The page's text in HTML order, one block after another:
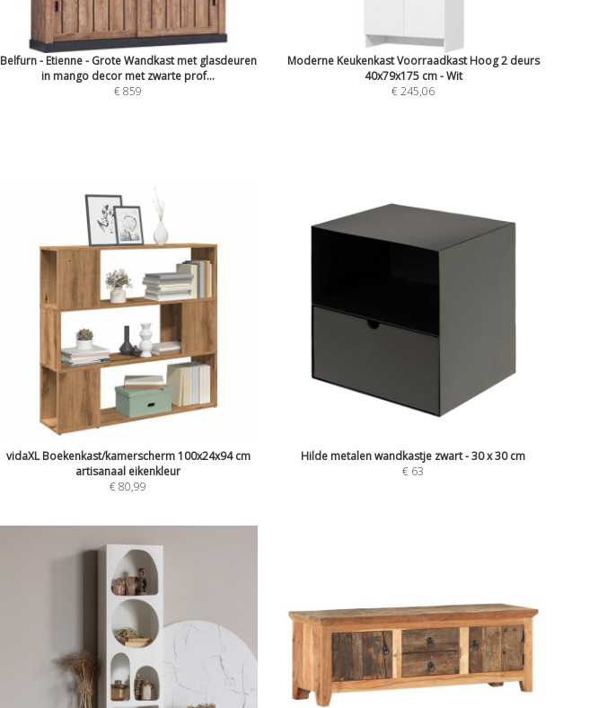
Belfurn - Etienne - Grote Wandkast met glasdeuren
in mango decor met zwarte prof...
€ 859
Moderne Keukenkast Voorraadkast Hoog 2 deurs
40x79x175 cm - Wit
€ 245,06
vidaXL Boekenkast/kamerscherm 100x24x94 cm
artisanaal eikenkleur
€80,99
Hilde metalen wandkastje zwart - 30 x 30 cm
€ 63